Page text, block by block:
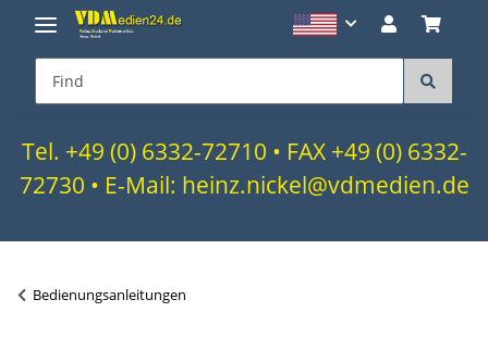
Tel. +49 (0) 6332-72710 • FAX +49 (0) 6332-
72730 • E-Mail: heinz.nickel@vdmedien.de
Bedienungsanleitungen